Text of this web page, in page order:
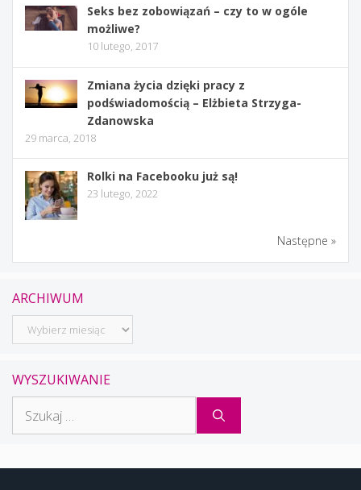
Seks bez zobowiązań – czy to w ogóle
możliwe?
10 lutego, 2017
Zmiana życia dzięki pracy z
podświadomością – Elżbieta Strzyga-
Zdanowska
29 marca, 2018
Rolki na Facebooku już są!
23 lutego, 2022
Następne »
ARCHIWUM
Archiwum
WYSZUKIWANIE